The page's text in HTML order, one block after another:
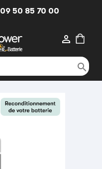
09 50 85 70 00

